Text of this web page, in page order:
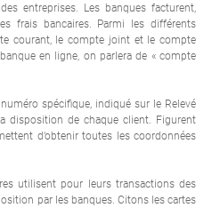
entreprises. Les banques facturent,
frais bancaires. Parmi les différents
courant, le compte joint et le compte
en ligne, on parlera de « compte
spécifique, indiqué sur le Relevé
disposition de chaque client. Figurent
d’obtenir toutes les coordonnées
utilisent pour leurs transactions des
par les banques. Citons les cartes